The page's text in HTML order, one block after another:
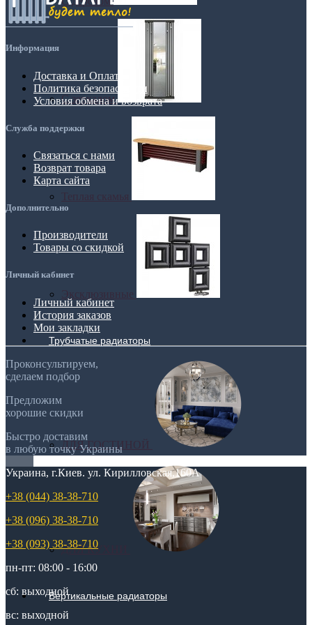
С зеркалом
Трубчатые радиаторы
ДЛЯ ГОСТИНОЙ
ДЛЯ КУХНИ
Вертикальные радиаторы
Информация
Доставка и Оплата
Политика безопасности
Условия обмена и возврата
Служба поддержки
Связаться с нами
Возврат товара
Карта сайта
Дополнительно
Производители
Товары со скидкой
Личный кабинет
Личный кабинет
История заказов
Мои закладки
Проконсультируем,
сделаем подбор
Предложим
хорошие скидки
Быстро доставим
в любую точку Украины
Украина, г.Киев. ул. Кирилловская,160А
+38 (044) 38-38-710
+38 (096) 38-38-710
+38 (093) 38-38-710
пн-пт: 08:00 - 16:00
сб: выходной
вс: выходной